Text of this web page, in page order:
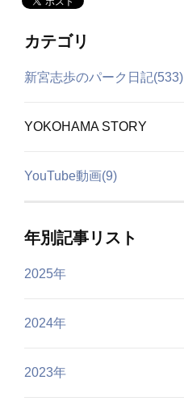
カテゴリ
新宮志歩のパーク日記(533)
YOKOHAMA STORY
YouTube動画(9)
年別記事リスト
2025年
2024年
2023年